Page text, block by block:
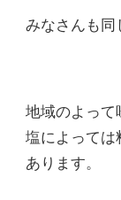
みなさんも同
地域のよって
塩によっては
あります。